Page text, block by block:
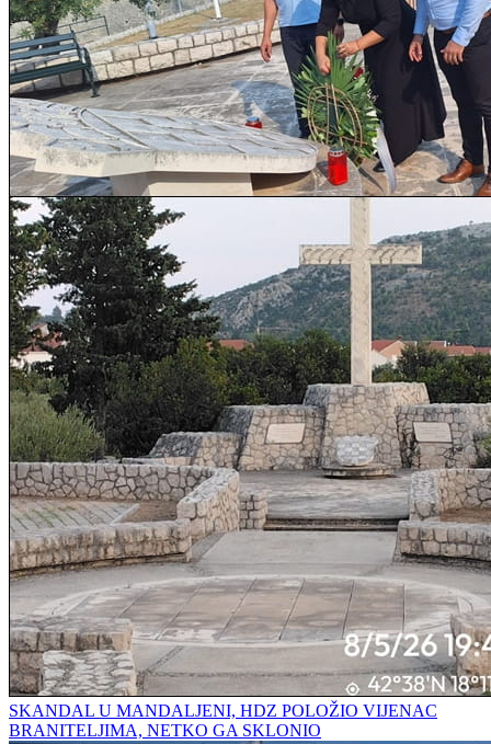
SKANDAL U MANDALJENI, HDZ POLOŽIO VIJENAC
BRANITELJIMA, NETKO GA SKLONIO